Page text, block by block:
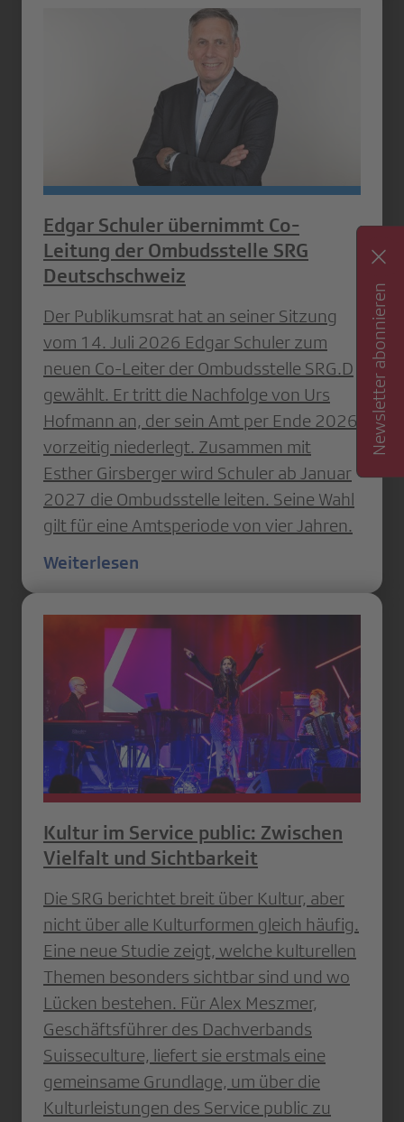
Edgar Schuler übernimmt Co-
Leitung der Ombudsstelle SRG
Deutschschweiz
Der Publikumsrat hat an seiner Sitzung
vom 14. Juli 2026 Edgar Schuler zum
neuen Co-Leiter der Ombudsstelle SRG.D
gewählt. Er tritt die Nachfolge von Urs
Hofmann an, der sein Amt per Ende 2026
vorzeitig niederlegt. Zusammen mit
Esther Girsberger wird Schuler ab Januar
2027 die Ombudsstelle leiten. Seine Wahl
gilt für eine Amtsperiode von vier Jahren.
Weiterlesen
Kultur im Service public: Zwischen
Vielfalt und Sichtbarkeit
Die SRG berichtet breit über Kultur, aber
nicht über alle Kulturformen gleich häufig.
Eine neue Studie zeigt, welche kulturellen
Themen besonders sichtbar sind und wo
Lücken bestehen. Für Alex Meszmer,
Geschäftsführer des Dachverbands
Suisseculture, liefert sie erstmals eine
gemeinsame Grundlage, um über die
Kulturleistungen des Service public zu
Newsletter abonnieren